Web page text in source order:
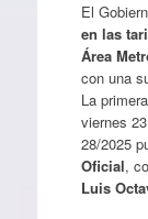
El
en las
Área
con una
La
viernes
28/2025
Oficial,
Luis